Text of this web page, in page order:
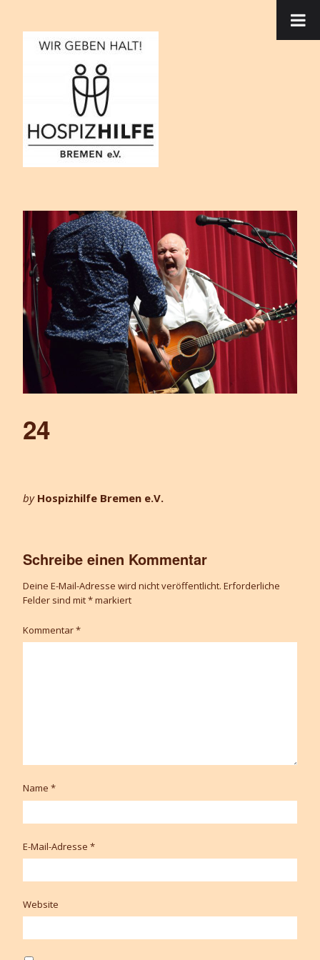
24
by Hospizhilfe Bremen e.V.
Schreibe einen Kommentar
Deine E-Mail-Adresse wird nicht veröffentlicht. Erforderliche
Felder sind mit*markiert
Kommentar*
Name *
E-Mail-Adresse *
Website